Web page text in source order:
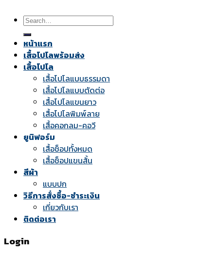
Search
for:
หน้าแรก
เสื้อโปโลพร้อมส่ง
เสื้อโปโล
เสื้อโปโลแบบธรรมดา
เสื้อโปโลแบบตัดต่อ
เสื้อโปโลแขนยาว
เสื้อโปโลพิมพ์ลาย
เสื้อคอกลม-คอวี
ยูนิฟอร์ม
เสื้อช็อปทั้งหมด
เสื้อช็อปแขนสั้น
สีผ้า
แบบปก
วิธีการสั่งซื้อ-ชำระเงิน
เกี่ยวกับเรา
ติดต่อเรา
Login